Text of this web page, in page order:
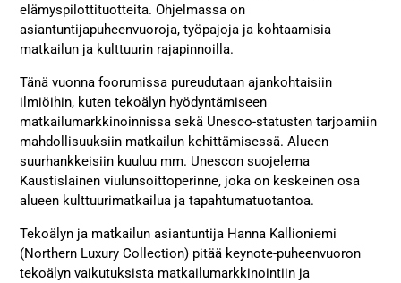
elämyspilottituotteita. Ohjelmassa on
asiantuntijapuheenvuoroja, työpajoja ja kohtaamisia
matkailun ja kulttuurin rajapinnoilla.
Tänä vuonna foorumissa pureudutaan ajankohtaisiin
ilmiöihin, kuten tekoälyn hyödyntämiseen
matkailumarkkinoinnissa sekä Unesco-statusten tarjoamiin
mahdollisuuksiin matkailun kehittämisessä. Alueen
suurhankkeisiin kuuluu mm. Unescon suojelema
Kaustislainen viulunsoittoperinne, joka on keskeinen osa
alueen kulttuurimatkailua ja tapahtumatuotantoa.
Tekoälyn ja matkailun asiantuntija Hanna Kallioniemi
(Northern Luxury Collection) pitää keynote-puheenvuoron
tekoälyn vaikutuksista matkailumarkkinointiin ja